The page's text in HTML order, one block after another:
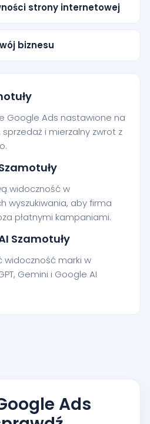
strony internetowej
biznesu
Google Ads nastawione na
i mierzalny zwrot z
widoczność w
wyszukiwania, aby firma
płatnymi kampaniami.
Szamotuły
widoczność marki w
Gemini i Google AI
Ads